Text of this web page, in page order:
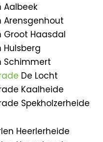
Aalbeek
Arensgenhout
Groot Haasdal
Schimmert
De Locht
Kaalheide
Spekholzerheide
Heerlerheide